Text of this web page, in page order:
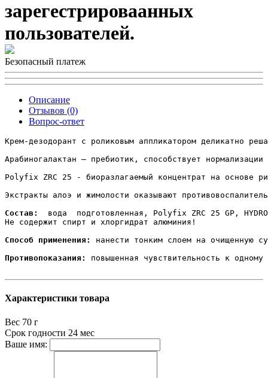
зарегестрироваанных
пользователей.
Безопасный платеж
Описание
Отзывов (0)
Вопрос-ответ
Крем-дезодорант с роликовым аппликатором деликатно
Арабиногалактан – пребиотик, способствует
Polyfix ZRC 25 - биоразлагаемый концентрат на основе
Экстракты алоэ и жимолости оказывают
Состав:
вода  подготовленная, Polyfix ZRC 25 GP,
Не содержит спирт и хлоргидрат алюминия!
Способ применения:
нанести тонким слоем на очищенную
Противопоказания:
повышенная чувствительность к
Характеристики товара
Вес 70 г
Срок годности 24 мес
Ваше имя: